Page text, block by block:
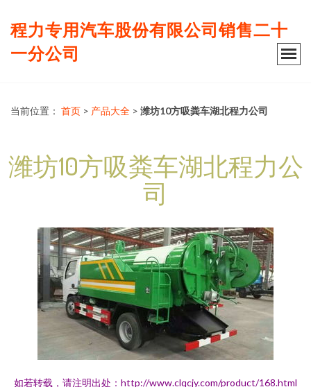
程力专用汽车股份有限公司销售二十
一分公司
当前位置： 首页 > 产品大全 > 潍坊10方吸粪车湖北程力公司
潍坊10方吸粪车湖北程力公
司
如若转载，请注明出处：http://www.clqcjy.com/product/168.html